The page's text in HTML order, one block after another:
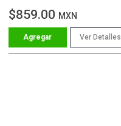
$859.00 MXN
Ver Detalles